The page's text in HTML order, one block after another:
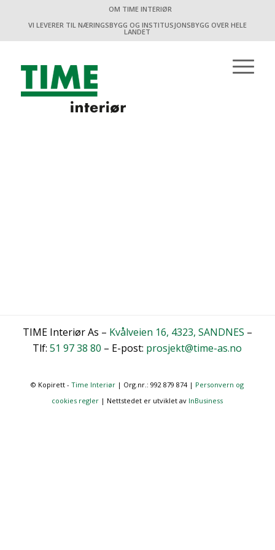
OM TIME INTERIØR
VI LEVERER TIL NÆRINGSBYGG OG INSTITUSJONSBYGG OVER HELE
LANDET
TIME Interiør As – Kvålveien 16, 4323, SANDNES –
Tlf:51 97 38 80 – E-post: prosjekt@time-as.no
© Kopirett -Time Interiør | Org.nr.: 992 879 874 | Personvern og
cookies regler | Nettstedet er utviklet av InBusiness